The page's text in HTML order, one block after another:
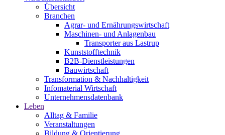
Übersicht
Branchen
Agrar- und Ernährungswirtschaft
Maschinen- und Anlagenbau
Transporter aus Lastrup
Kunststofftechnik
B2B-Dienstleistungen
Bauwirtschaft
Transformation & Nachhaltigkeit
Infomaterial Wirtschaft
Unternehmensdatenbank
Leben
Alltag & Familie
Veranstaltungen
Bildung & Orientierung